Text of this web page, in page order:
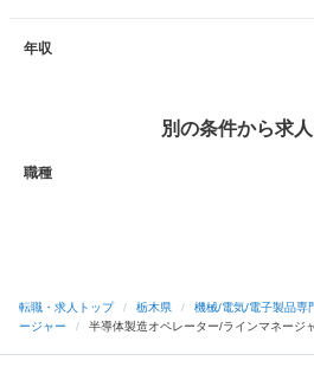
年収
別の条件から求
職種
転職・求人トップ / 栃木県 / 機械/電気/電子製品専
ージャー
/ 半導体製造オペレーター/ラインマネージ